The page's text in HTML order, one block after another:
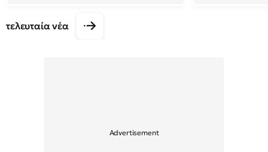
τελευταία νέα